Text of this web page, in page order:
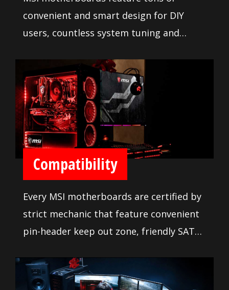
convenient and smart design for DIY
users, countless system tuning and
disposal to push your system to new
heights and satisfy even the most
demanding tweaker. Makes it so easy to
install your own motherboard and
gaming rig without any issue.
Compatibility
Every MSI motherboards are certified by
strict mechanic that feature convenient
pin-header keep out zone, friendly SATA
widest range of components and
devices, so DIY user can pick and choose